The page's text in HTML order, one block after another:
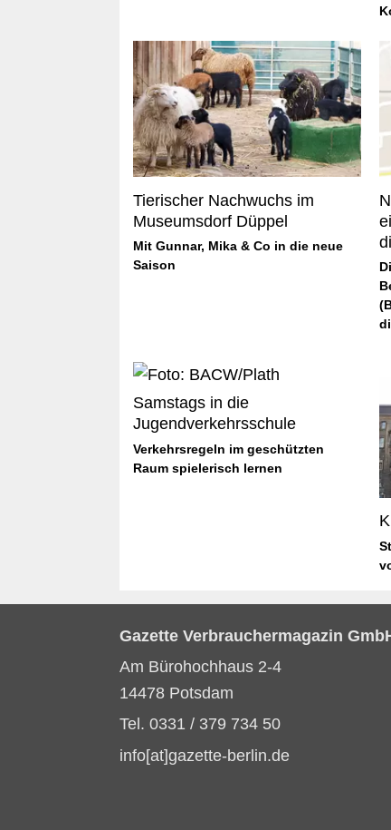
Tierischer Nachwuchs im
Museumsdorf Düppel
Mit Gunnar, Mika & Co in die neue
Saison
Samstags in die
Jugendverkehrsschule
Verkehrsregeln im geschützten
Raum spielerisch lernen
Gazette Verbrauchermagazin
Am Bürohochhaus 2-4
14478 Potsdam
Tel. 0331 / 379 734 50
info[at]gazette-berlin.de